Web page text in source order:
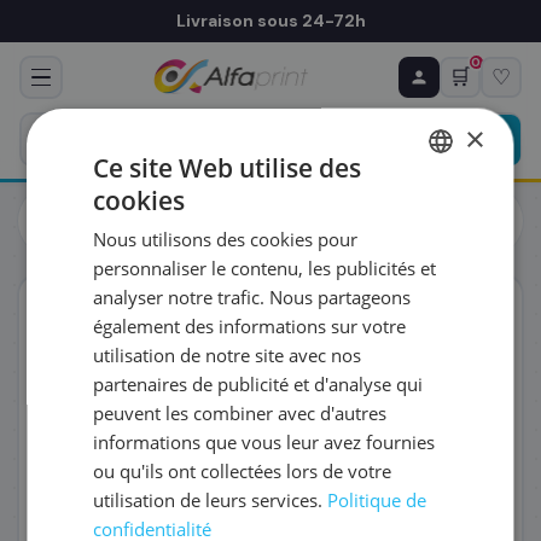
Livraison sous 24-72h
🛒
0
♡
Toners
Samsung
ORIGINAL
♻ COMMANDE RÉCURRENTE
Prévoyez & économisez
Programmez votre prochain achat — notre équipe
vous prépare un devis personnalisé
RÉFÉRENCE DU PRODUIT
FRÉQUENCE
QUANTITÉ PAR LIVRAISON
DATE DE PREMIÈRE LIVRAISON SOUHAITÉE
×
Ce site Web utilise des
cookies
Nous utilisons des cookies pour
personnaliser le contenu, les publicités et
analyser notre trafic. Nous partageons
également des informations sur votre
utilisation de notre site avec nos
partenaires de publicité et d'analyse qui
peuvent les combiner avec d'autres
informations que vous leur avez fournies
ou qu'ils ont collectées lors de votre
utilisation de leurs services. Politique de
confidentialité